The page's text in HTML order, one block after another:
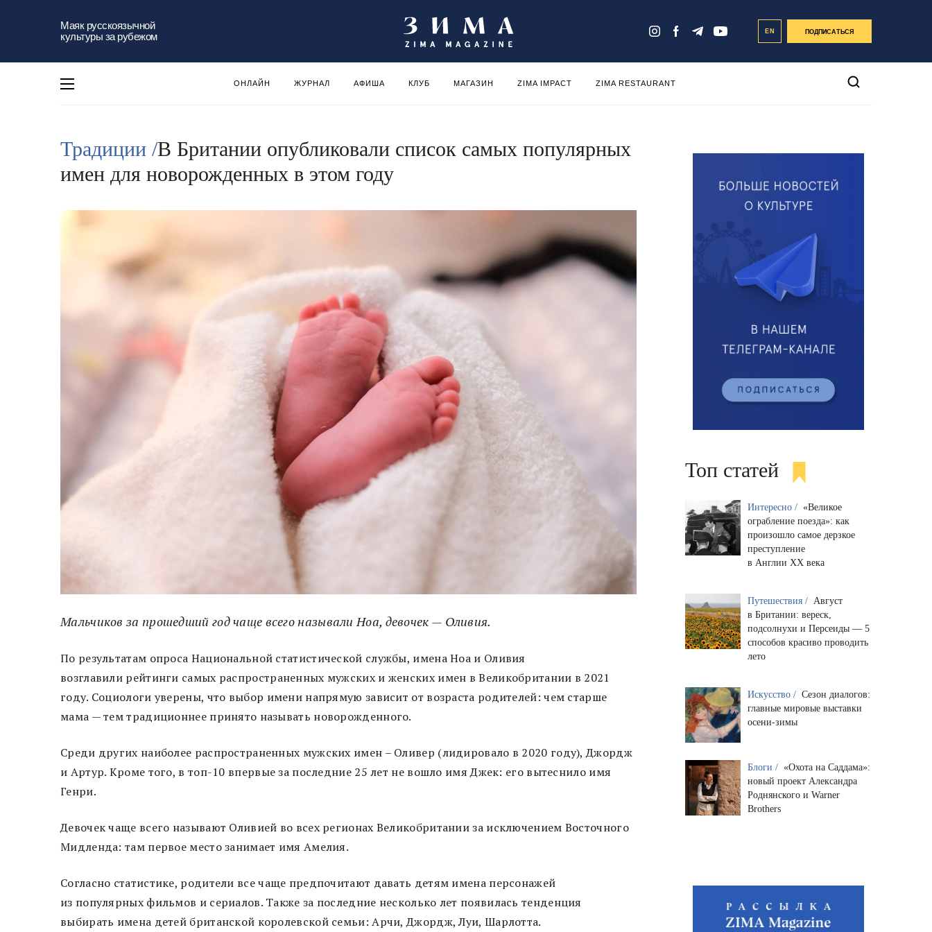
Маяк русскоязычной
культуры за рубежом
EN ПОДПИСАТЬСЯ
ОНЛАЙН ЖУРНАЛ АФИША КЛУБ МАГАЗИН ZIMA IMPACT ZIMA RESTAURANT
Традиции /В Британии опубликовали список самых популярных
имен для новорожденных в этом году
Мальчиков за прошедший год чаще всего называли Ноа, девочек — Оливия.
По результатам опроса Национальной статистической службы, имена Ноа и Оливия
возглавили рейтинги самых распространенных мужских и женских имен в Великобритании в 2021
году. Социологи уверены, что выбор имени напрямую зависит от возраста родителей: чем старше
мама — тем традиционнее принято называть новорожденного.
Среди других наиболее распространенных мужских имен ­– Оливер (лидировало в 2020 году), Джордж
и Артур. Кроме того, в топ-10 впервые за последние 25 лет не вошло имя Джек: его вытеснило имя
Генри.
Девочек чаще всего называют Оливией во всех регионах Великобритании за исключением Восточного
Мидленда: там первое место занимает имя Амелия.
Согласно статистике, родители все чаще предпочитают давать детям имена персонажей
из популярных фильмов и сериалов. Также за последние несколько лет появилась тенденция
выбирать имена детей британской королевской семьи: Арчи, Джордж, Луи, Шарлотта.
Топ статей
Интересно / «Великое
ограбление поезда»: как
произошло самое дерзкое
преступление
в Англии XX века
Путешествия / Август
в Британии: вереск,
подсолнухи и Персеиды — 5
способов красиво проводить
лето
Искусство / Сезон диалогов:
главные мировые выставки
осени-зимы
Блоги / «Охота на Саддама»:
новый проект Александра
Роднянского и Warner
Brothers